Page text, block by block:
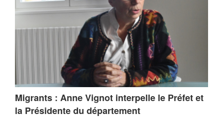
Migrants : Anne Vignot interpelle le Préfet et
la Présidente du département